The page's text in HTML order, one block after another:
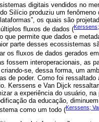
digitais vendidos no
Silício produziu um
os quais são
fluxos de dados (
que permite que dados e
parte desses ecossistemas
os fluxos de dados gerados
fossem interoperacionais, as
se, dessa forma, um
de poder. Como foi
Kerssens e Van Dijck
a experiência do usuário,
da educação,
como um todo (Kerssens;